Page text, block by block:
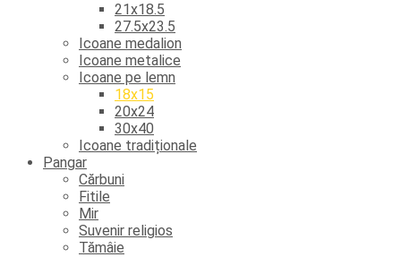
21x18.5
27.5x23.5
Icoane medalion
Icoane metalice
Icoane pe lemn
18x15
20x24
30x40
Icoane tradiționale
Pangar
Cărbuni
Fitile
Mir
Suvenir religios
Tămâie